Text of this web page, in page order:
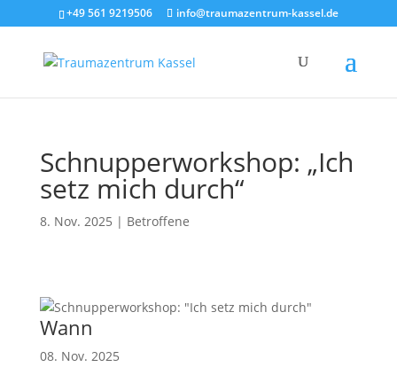
+49 561 9219506 info@traumazentrum-kassel.de
Schnupperworkshop: „Ich
setz mich durch“
8. Nov. 2025 | Betroffene
Wann
08. Nov. 2025